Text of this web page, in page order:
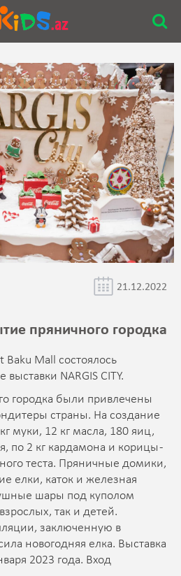
21.12.2022
пряничного городка
Baku Mall состоялось
NARGIS CITY.
городка были привлечены
страны. На создание
муки, 12 кг масла, 180 яиц,
по 2 кг кардамона и корицы -
теста. Пряничные домики,
елки, каток и железная
шары под куполом
так и детей.
заключенную в
новогодняя елка. Выставка
2023 года. Вход